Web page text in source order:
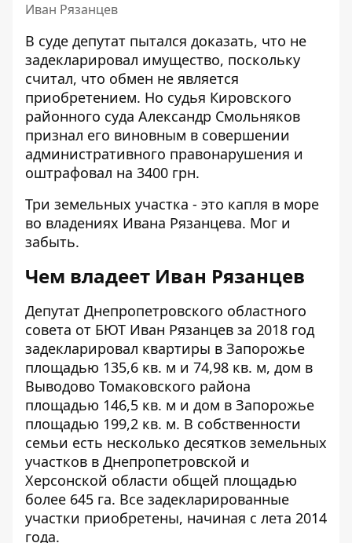
Иван Рязанцев
В суде депутат пытался доказать, что не
задекларировал имущество, поскольку
считал, что обмен не является
приобретением. Но судья Кировского
районного суда Александр Смольняков
признал его виновным в совершении
административного правонарушения и
оштрафовал на 3400 грн.
Три земельных участка - это капля в море
во владениях Ивана Рязанцева. Мог и
забыть.
Чем владеет Иван Рязанцев
Депутат Днепропетровского областного
совета от БЮТ Иван Рязанцев за 2018 год
задекларировал квартиры в Запорожье
площадью 135,6 кв. м и 74,98 кв. м, дом в
Выводово Томаковского района
площадью 146,5 кв. м и дом в Запорожье
площадью 199,2 кв. м. В собственности
семьи есть несколько десятков земельных
участков в Днепропетровской и
Херсонской области общей площадью
более 645 га. Все задекларированные
участки приобретены, начиная с лета 2014
года.